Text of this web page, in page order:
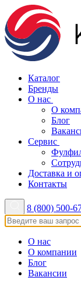
Каталог
Бренды
О нас
О
Блог
Сервис
Доставка и
Контакты
8 (800) 500-
О нас
О компании
Блог
Вакансии